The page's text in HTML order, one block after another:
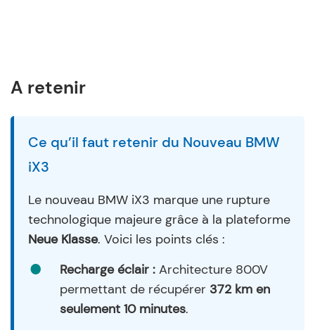
A retenir
Ce qu’il faut retenir du Nouveau BMW
iX3
Le nouveau BMW iX3 marque une rupture
technologique majeure grâce à la plateforme
Neue Klasse. Voici les points clés :
Recharge éclair : Architecture 800V
permettant de récupérer 372 km en
seulement 10 minutes.